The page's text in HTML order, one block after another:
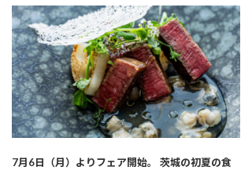
7月6日（月）よりフェア開始。 茨城の初夏の食